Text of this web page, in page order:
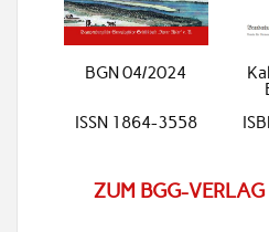
BGN 04/2024
ISSN 1864-3558
ZUM BGG-